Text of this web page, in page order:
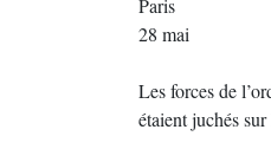
Paris
28 mai
Les forces de
étaient juchés